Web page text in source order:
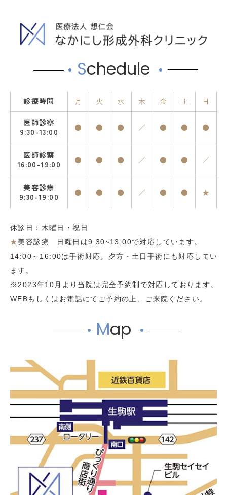
Schedule
診療時間 月 火 水 木 金 土 日
医師診察
9:30-13:00
● ● ● ／ ● ● ●
医師診察
16:00-19:00
● ● ● ／ ● ● ／
美容診療
9:30-19:00
● ● ● ／ ● ● ★
休診日：木曜日・祝日
★美容診療 日曜日は9:30~13:00で対応しています。
14:00～16:00は手術対応。夕方・土日手術にも対応してい
ます。
※2023年10月より当院は完全予約制で対応しております。
WEBもしくはお電話にてご予約の上、ご来院ください。
Map